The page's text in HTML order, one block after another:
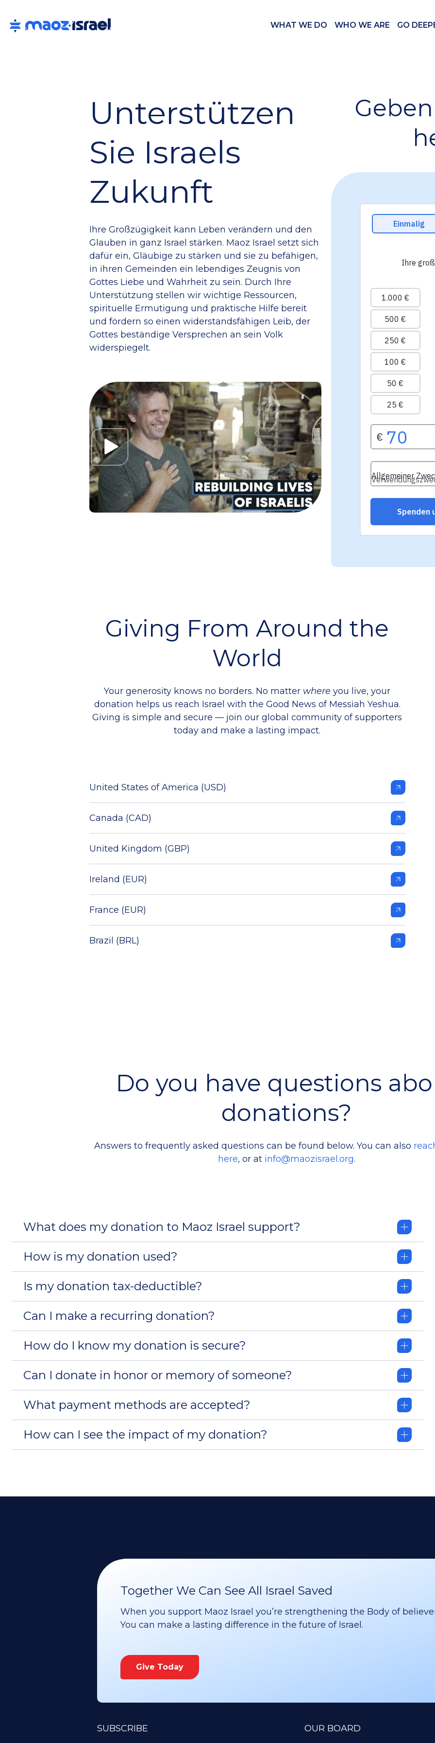
WHAT WE DO WHO WE ARE GO
Unterstützen
Sie Israels
Zukunft
Ihre Großzügigkeit kann Leben verändern und den
Glauben in ganz Israel stärken. Maoz Israel setzt sich
dafür ein, Gläubige zu stärken und sie zu befähigen,
in ihren Gemeinden ein lebendiges Zeugnis von
Gottes Liebe und Wahrheit zu sein. Durch Ihre
Unterstützung stellen wir wichtige Ressourcen,
spirituelle Ermutigung und praktische Hilfe bereit
und fördern so einen widerstandsfähigen Leib, der
Gottes beständige Versprechen an sein Volk
widerspiegelt.
Giving From Around the
World
Your generosity knows no borders. No matter where you live, your
donation helps us reach Israel with the Good News of Messiah Yeshua.
Giving is simple and secure — join our global community of supporters
today and make a lasting impact.
United States of America (USD)
Canada (CAD)
United Kingdom (GBP)
Ireland (EUR)
France (EUR)
Brazil (BRL)
Do you have questions
donations?
Answers to frequently asked questions can be found below. You can also
here, or at info@maozisrael.org.
What does my donation to Maoz Israel support?
How is my donation used?
Is my donation tax-deductible?
Can I make a recurring donation?
How do I know my donation is secure?
Can I donate in honor or memory of someone?
What payment methods are accepted?
How can I see the impact of my donation?
Together We Can See All Israel Saved
When you support Maoz Israel you’re strengthening the Body of
You can make a lasting difference in the future of Israel.
Give Today
SUBSCRIBE OUR BOARD